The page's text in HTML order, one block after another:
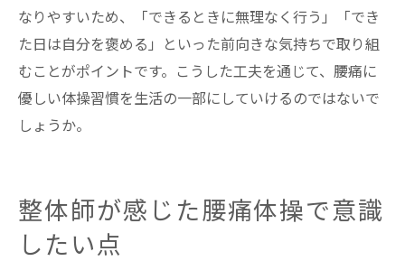
なりやすいため、「できるときに無理なく行う」「でき
た日は自分を褒める」といった前向きな気持ちで取り組
むことがポイントです。こうした工夫を通じて、腰痛に
優しい体操習慣を生活の一部にしていけるのではないで
しょうか。
整体師が感じた腰痛体操で意識
したい点